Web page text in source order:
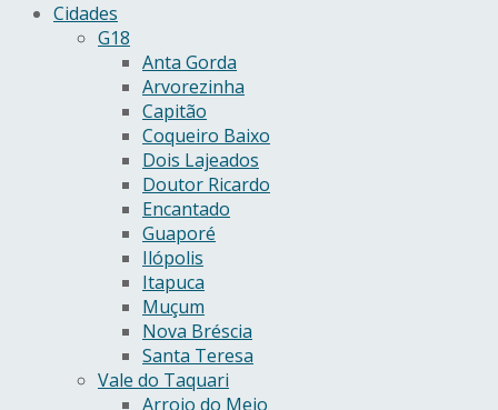
Cidades
G18
Anta Gorda
Arvorezinha
Capitão
Coqueiro Baixo
Dois Lajeados
Doutor Ricardo
Encantado
Guaporé
Ilópolis
Itapuca
Muçum
Nova Bréscia
Santa Teresa
Vale do Taquari
Arroio do Meio